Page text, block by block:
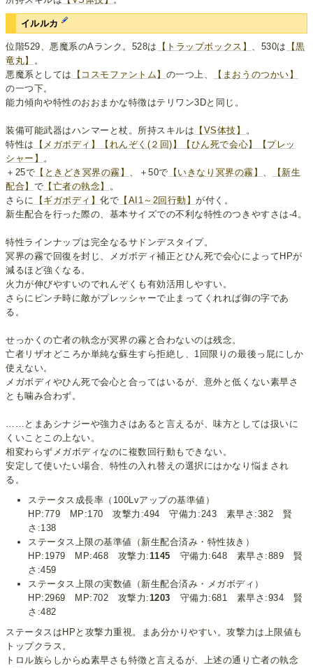
イルルカ
位階529、悪魔系のAランク。528は 【トラップボックス】 、530は
【黒
竜丸】
。
悪魔系としては
【コスモファントム】 の一つ上、
【まおうのつかい】
の一つ下。
能力傾向や特性のおおまかな特徴はテリワン3Dと同じ。
装備可能武器はハンマーと杖。所持スキルは 【VS体技】
。
特性は
【メガボディ】 【れんぞく(２回)】 【ひん死で会心】
【プレッ
シャー】
。
＋25で 【ときどき冥界の霧】 、＋50で 【いきなり冥界の霧】
【新生
配合】 で 【亡者の執念】
。
さらに
【ギガボディ】化で 【AI1～2回行動】が付く。
新生配合を行った際の、基本サイズでの不利な特性のつきやすさは-4。
特性ラインナップは完全なるサドンデスタイプ。
冥界の霧で回復を封じ、メガボディ補正とひん死で会心によってHPが
減るほど強くなる。
火力が伸びやすいのでれんぞくも有効活用しやすい。
さらにピンチ時に敵がプレッシャーで止まってくれれば御の字であ
る。
せっかくの亡者の執念が冥界の霧と合わないのは残念。
亡者リザオどころか単純な蘇生すら拒絶し、1回限りの最後っ屁にしか
使えない。
メガボディやひん死で会心と合ってはいるが、意外と低くない素早さ
とも噛み合わず。
……とまあシナジーや強力さはあると言えるが、味方としては扱いに
くいことこの上ない。
相変わらずメガボディなのに複数回行動もできない。
安定して使いたい場合、特性の入れ替えの選択にはかなり悩まされ
る。
ステータス成長率（100Lvアップの基準値）
HP:779 MP:170 攻撃力:494 守備力:243 素早さ:382 賢
さ:138
ステータス上限の基準値（新生配合済み・特性抜き）
HP:1979 MP:468 攻撃力: 1145 守備力:648 素早さ:889 賢
さ:459
ステータス上限の実数値（新生配合済み・メガボディ）
HP:2969 MP:702 攻撃力: 1203 守備力:681 素早さ:934 賢
さ:482
ステータスはHPと攻撃力重視。まあ分かりやすい。攻撃力は上限値も
トップクラス。
トロル族らしからぬ素早さも特徴と言えるが、上述の通り亡者の執念